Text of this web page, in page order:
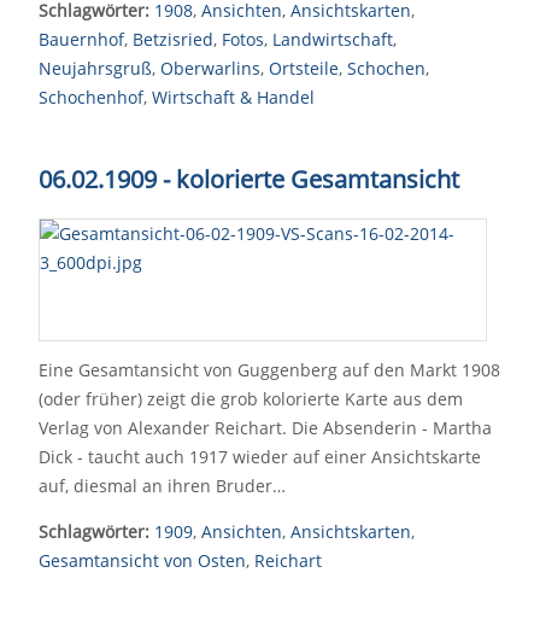
Schlagwörter: 1908, Ansichten, Ansichtskarten,
Bauernhof, Betzisried, Fotos, Landwirtschaft,
Neujahrsgruß, Oberwarlins, Ortsteile, Schochen,
Schochenhof, Wirtschaft & Handel
06.02.1909 - kolorierte Gesamtansicht
Eine Gesamtansicht von Guggenberg auf den Markt 1908
(oder früher) zeigt die grob kolorierte Karte aus dem
Verlag von Alexander Reichart. Die Absenderin - Martha
Dick - taucht auch 1917 wieder auf einer Ansichtskarte
auf, diesmal an ihren Bruder…
Schlagwörter: 1909, Ansichten, Ansichtskarten,
Gesamtansicht von Osten, Reichart